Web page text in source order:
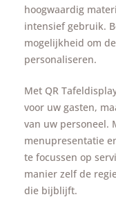
hoogwaardig
intensief gebruik.
mogelijkheid om
personaliseren.
Met QR
voor uw gasten,
van uw personeel.
menupresentatie
te focussen op
manier zelf de
die bijblijft.